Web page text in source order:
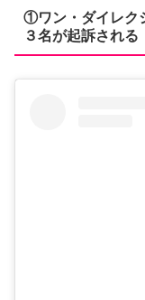
①ワン・ダイレク
３名が起訴される